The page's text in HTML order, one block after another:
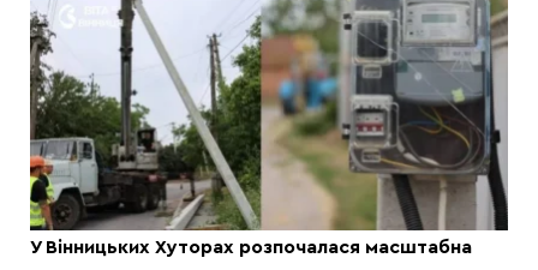
У Вінницьких Хуторах розпочалася масштабна